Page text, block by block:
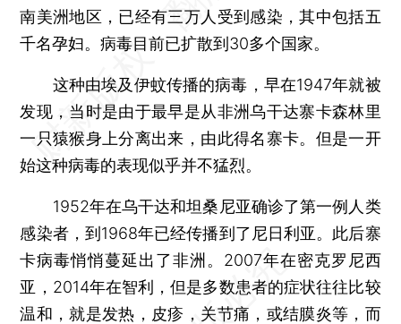
南美洲地区，已经有三万人受到感染，其中包括五
千名孕妇。病毒目前已扩散到30多个国家。
这种由埃及伊蚊传播的病毒，早在1947年就被
发现，当时是由于最早是从非洲乌干达寨卡森林里
一只猿猴身上分离出来，由此得名寨卡。但是一开
始这种病毒的表现似乎并不猛烈。
1952年在乌干达和坦桑尼亚确诊了第一例人类
感染者，到1968年已经传播到了尼日利亚。此后寨
卡病毒悄悄蔓延出了非洲。2007年在密克罗尼西
亚，2014年在智利，但是多数患者的症状往往比较
温和，就是发热，皮疹，关节痛，或结膜炎等，而